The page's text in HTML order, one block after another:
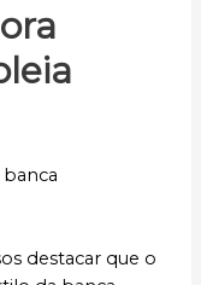
banca
destacar que o